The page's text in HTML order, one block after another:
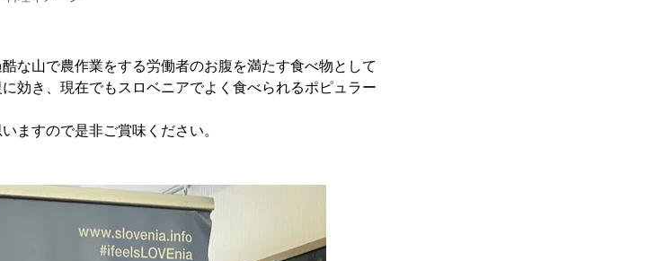
な山で農作業をする労働者のお腹を満たす食べ物として
効き、現在でもスロベニアでよく食べられるポピュラー
ますので是非ご賞味ください。